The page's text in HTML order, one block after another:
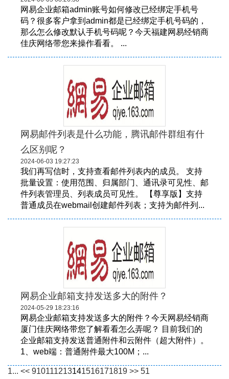
网易企业邮箱admin账号如何修改已经绑定手机号
码？很多客户拿到admin都是已经绑定手机号码的，
那么怎么修改默认手机号码呢？今天福建网易经销商
佳庆网络带您来操作看看。 ...
网易邮件列表是什么功能，腾讯邮件群组有什
么区别呢？
2024-06-03 19:27:23
我们再写信时，支持查看邮件列表内的成员。 支持
批量设置：使用范围、归属部门、通讯录可见性、邮
件列表管理员、列表成员可见性。 【尊享版】支持
普通成员在webmail创建邮件列表；支持为邮件列...
网易企业邮箱支持发送多大的附件？
2024-05-29 18:23:16
网易企业邮箱支持发送多大的附件？今天网易经销商
厦门佳庆网络带您了解看看怎么弄呢？ 目前我们的
企业邮箱支持发送普通附件和云附件（超大附件）。
1、web端：普通附件最大100M；...
1... << 910111213141516171819 >> 51